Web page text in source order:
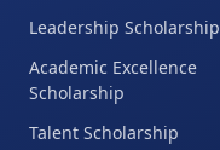
Leadership Scholarship
Academic Excellence
Scholarship
Talent Scholarship